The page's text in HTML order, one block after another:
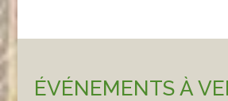
ÉVÉNEMENTS À